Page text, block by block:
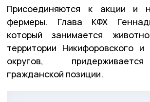
Присоединяются к акции и
фермеры. Глава КФХ
который занимается
территории Никифоровского и
округов,
гражданской позиции.